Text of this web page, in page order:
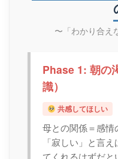
〜「わかり合え
Phase 1: 朝の
識）
共感してほしい
母との関係＝感情
「寂しい」と言